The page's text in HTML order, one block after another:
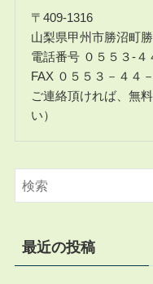
〒409-1316
山梨県甲州市勝沼町
電話番号 ０５５３-４
FAX ０５５３－４４
ご連絡頂ければ、無
い）
最近の投稿